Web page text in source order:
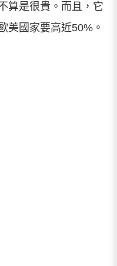
算是很貴。而且，它
美國家要高近50%。